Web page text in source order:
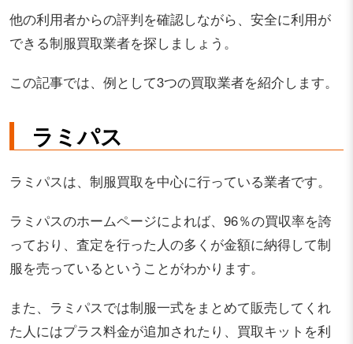
他の利用者からの評判を確認しながら、安全に利用が
できる制服買取業者を探しましょう。
この記事では、例として3つの買取業者を紹介します。
ラミパス
ラミパスは、制服買取を中心に行っている業者です。
ラミパスのホームページによれば、96％の買収率を誇
っており、査定を行った人の多くが金額に納得して制
服を売っているということがわかります。
また、ラミパスでは制服一式をまとめて販売してくれ
た人にはプラス料金が追加されたり、買取キットを利